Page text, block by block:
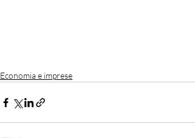
Economia e imprese